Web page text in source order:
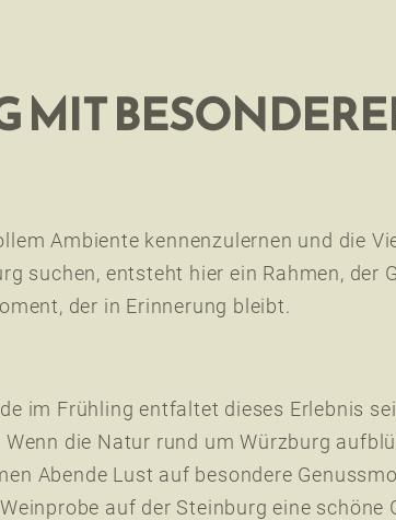
MIT
Ambiente kennenzulernen und die
suchen, entsteht hier ein Rahmen, der
der in Erinnerung bleibt.
im Frühling entfaltet dieses Erlebnis
Wenn die Natur rund um Würzburg
Abende Lust auf besondere
auf der Steinburg eine schöne